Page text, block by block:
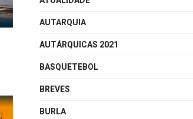
AUTARQUIA
AUTÁRQUICAS 2021
BASQUETEBOL
BREVES
BURLA